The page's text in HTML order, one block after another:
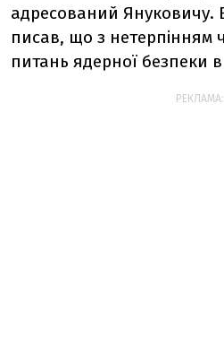
адресований Януковичу.
писав, що з нетерпінням
питань ядерної безпеки в
РЕКЛАМА: